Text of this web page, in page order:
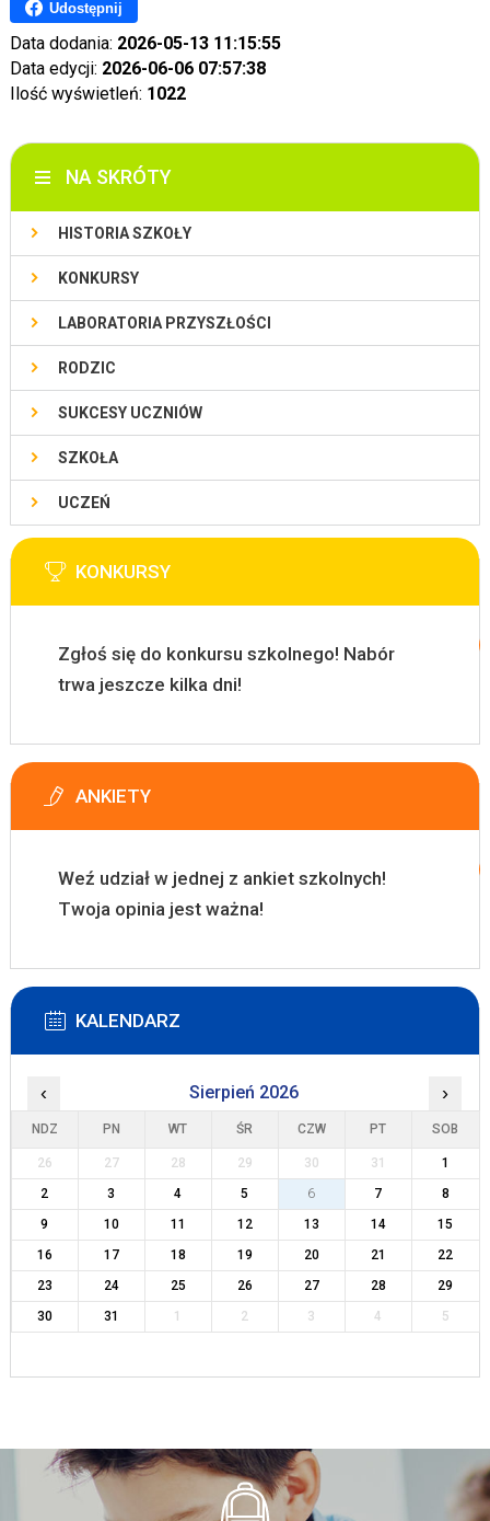
Udostępnij
Data dodania: 2026-05-13 11:15:55
Data edycji: 2026-06-06 07:57:38
Ilość wyświetleń: 1022
NA SKRÓTY
HISTORIA SZKOŁY
KONKURSY
LABORATORIA PRZYSZŁOŚCI
RODZIC
SUKCESY UCZNIÓW
SZKOŁA
UCZEŃ
KONKURSY
Zgłoś się do konkursu szkolnego! Nabór
trwa jeszcze kilka dni!
ANKIETY
Weź udział w jednej z ankiet szkolnych!
Twoja opinia jest ważna!
KALENDARZ
‹ Sierpień 2026 ›
NDZ PN WT ŚR CZW PT SOB
26 27 28 29 30 31
1
2
3 4 5 6 7
8
9
10 11 12 13 14
15
16
17 18 19 20 21
22
23
24 25 26 27 28
29
30
31 1 2 3 4 5